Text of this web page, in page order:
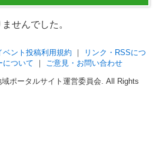
せんでした。
ベント投稿利用規約
リンク・RSSにつ
について ご意見・お問い合わせ
域ポータルサイト運営委員会. All Rights